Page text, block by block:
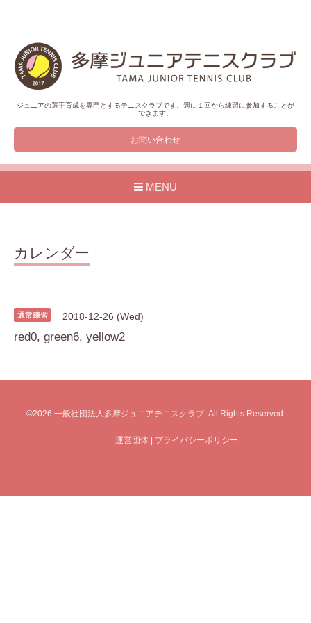
ジュニアの選手育成を専門とするテニスクラブです。週に１回から練習に参加することが
できます。
お問い合わせ
MENU
カレンダー
通常練習 2018-12-26 (Wed)
red0, green6, yellow2
©2026 一般社団法人多摩ジュニアテニスクラブ. All Rights Reserved.
運営団体 | プライバシーポリシー